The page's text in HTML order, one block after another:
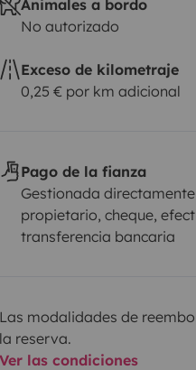
Animales a bordo
No autorizado
Exceso de kilometraje
0,25 € por km adicional
Pago de la fianza
Gestionada
propietario, cheque,
transferencia bancaria
Las modalidades de
la reserva.
Ver las condiciones